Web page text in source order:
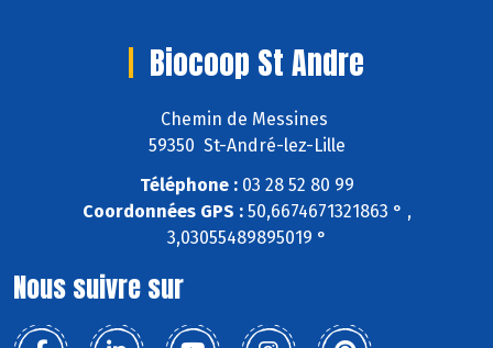
Biocoop St Andre
Chemin de Messines
59350 St-André-lez-Lille
Téléphone :03 28 52 80 99
Coordonnées GPS :50,6674671321863 ° ,
3,03055489895019 °
Nous suivre sur